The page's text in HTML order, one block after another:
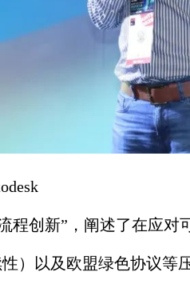
程创新”，阐述了在应
）以及欧盟绿色协议等